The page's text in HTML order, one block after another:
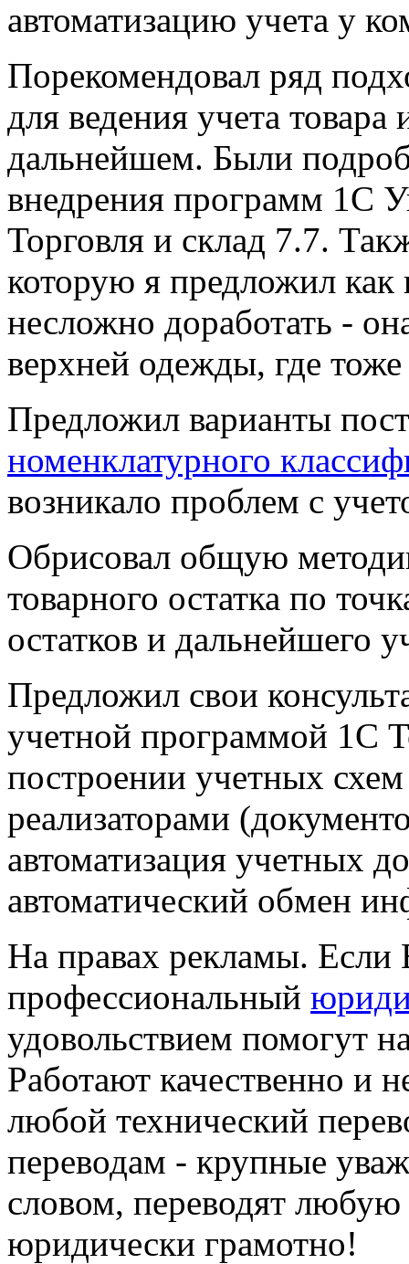
автоматизацию учета у
Порекомендовал ряд
для ведения учета товара
дальнейшем. Были
внедрения программ 1С
Торговля и склад 7.7.
которую я предложил
несложно доработать -
верхней одежды, где
Предложил варианты
номенклатурного
возникало проблем с
Обрисовал общую
товарного остатка по
остатков и дальнейшего
Предложил свои
учетной программой 1С
построении учетных
реализаторами
автоматизация учетных
автоматический обмен
На правах рекламы.
профессиональный
удовольствием помогут
Работают качественно и
любой технический
переводам - крупные
словом, переводят
юридически грамотно!